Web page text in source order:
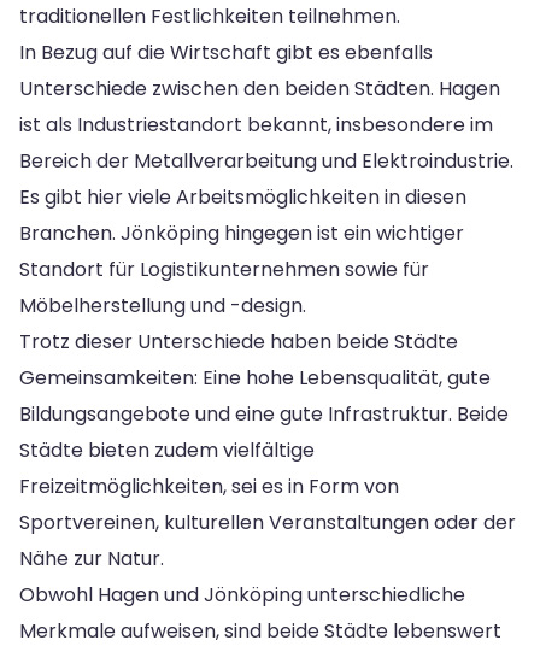
traditionellen Festlichkeiten teilnehmen.
In Bezug auf die Wirtschaft gibt es ebenfalls
Unterschiede zwischen den beiden Städten. Hagen
ist als Industriestandort bekannt, insbesondere im
Bereich der Metallverarbeitung und Elektroindustrie.
Es gibt hier viele Arbeitsmöglichkeiten in diesen
Branchen. Jönköping hingegen ist ein wichtiger
Standort für Logistikunternehmen sowie für
Möbelherstellung und -design.
Trotz dieser Unterschiede haben beide Städte
Gemeinsamkeiten: Eine hohe Lebensqualität, gute
Bildungsangebote und eine gute Infrastruktur. Beide
Städte bieten zudem vielfältige
Freizeitmöglichkeiten, sei es in Form von
Sportvereinen, kulturellen Veranstaltungen oder der
Nähe zur Natur.
Obwohl Hagen und Jönköping unterschiedliche
Merkmale aufweisen, sind beide Städte lebenswert